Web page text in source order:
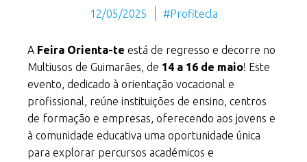
12/05/2025 #Profitecla
A Feira Orienta-te está de regresso e decorre no
Multiusos de Guimarães, de 14 a 16 de maio! Este
evento, dedicado à orientação vocacional e
profissional, reúne instituições de ensino, centros
de formação e empresas, oferecendo aos jovens e
à comunidade educativa uma oportunidade única
para explorar percursos académicos e